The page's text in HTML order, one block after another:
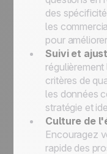
des
les
pour
Suivi et
critères de
les données
stratégie et
Culture de
Encouragez
rapide des